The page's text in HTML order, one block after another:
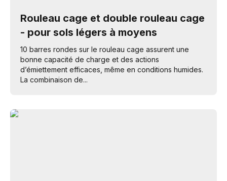
Rouleau cage et double rouleau cage
- pour sols légers à moyens
10 barres rondes sur le rouleau cage assurent une
bonne capacité de charge et des actions
d’émiettement efficaces, même en conditions humides.
La combinaison de...